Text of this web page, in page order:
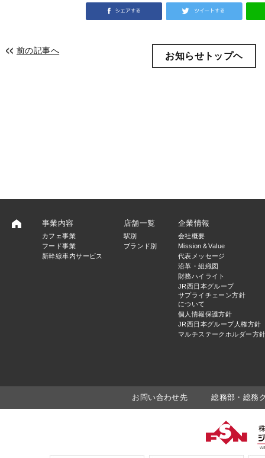
前の記事へ
お知らせトップヘ
事業内容
カフェ事業
フード事業
新幹線車内サービス
店舗一覧
駅別
ブランド別
企業情報
会社概要
Mission＆Value
代表メッセージ
沿革・組織図
財務ハイライト
JR西日本グループ
サプライチェーン方針
について
個人情報保護方針
JR西日本グループ人権方針
マルチステークホルダー方
お問い合わせ先 総務部・総務